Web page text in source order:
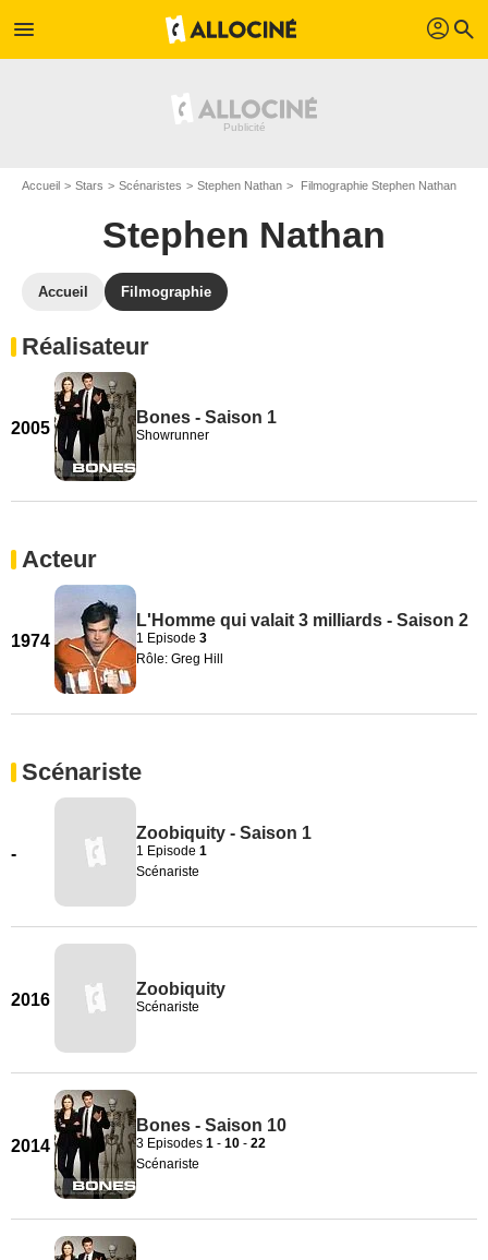
menu profil search
Accueil Stars Scénaristes Stephen Nathan Filmographie Stephen Nathan
Stephen Nathan
Accueil Filmographie
Réalisateur
2005
Bones - Saison 1
Showrunner
Acteur
1974
L'Homme qui valait 3 milliards - Saison 2
1 Episode 3
Rôle: Greg Hill
Scénariste
-
Zoobiquity - Saison 1
1 Episode 1
Scénariste
2016
Zoobiquity
Scénariste
2014
Bones - Saison 10
3 Episodes 1 - 10 - 22
Scénariste